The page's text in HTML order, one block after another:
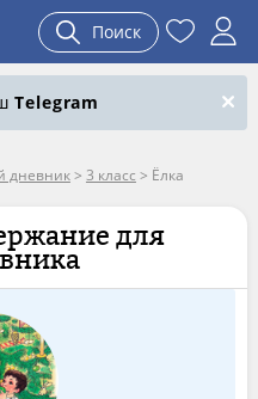
Поиск
Telegram
дневник> 3 класс > Ёлка
для